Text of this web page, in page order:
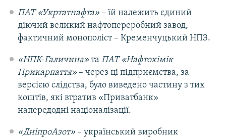
ПАТ «Укртатнафта»– їй належить єдиний
діючий великий нафтопереробний завод,
фактичний монополіст – Кременчуцький НПЗ.
«НПК-Галичина» та ПАТ «Нафтохімік
Прикарпаття»– через ці підприємства, за
версією слідства, було виведено частину з тих
коштів, які втратив «Приватбанк»
напередодні націоналізації.
«ДніпроАзот» –​ український виробник